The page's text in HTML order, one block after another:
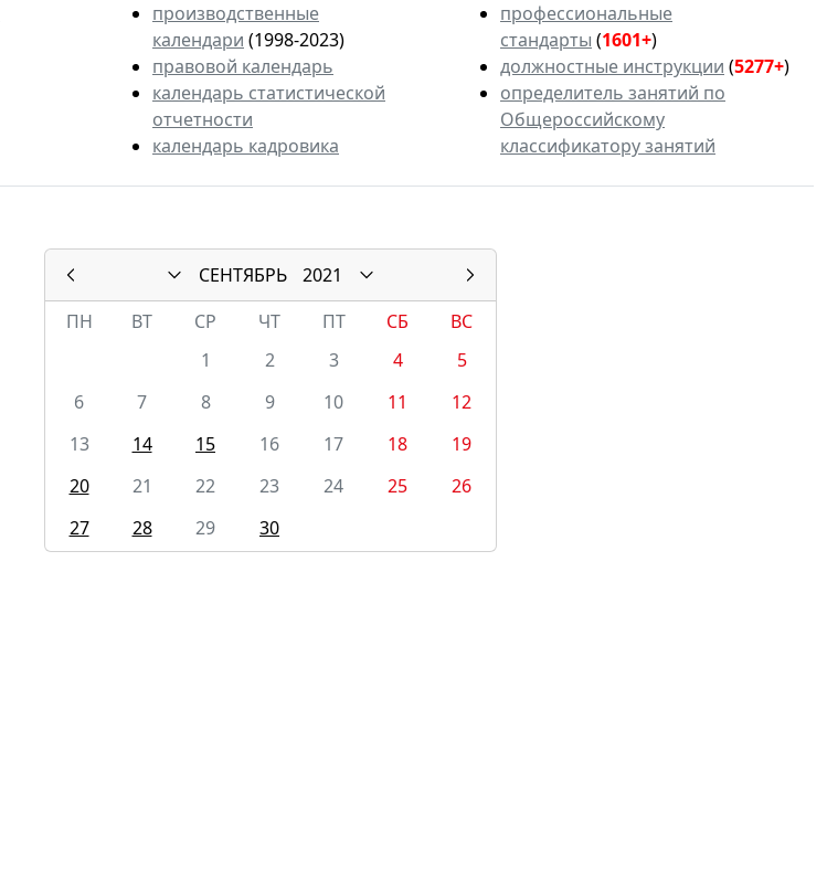
производственные
календари (1998-2023)
правовой календарь
календарь статистической
отчетности
календарь кадровика
профессиональные
стандарты (1601+)
должностные инструкции (5277+)
определитель занятий по
Общероссийскому
классификатору занятий
СЕНТЯБРЬ
2021
ПН
ВТ СР ЧТ ПТ СБ
ВС
1
2 3 4
5
6
7 8 9 10 11
12
13
14 15 16 17 18
19
20
21 22 23 24 25
26
27
28 29 30